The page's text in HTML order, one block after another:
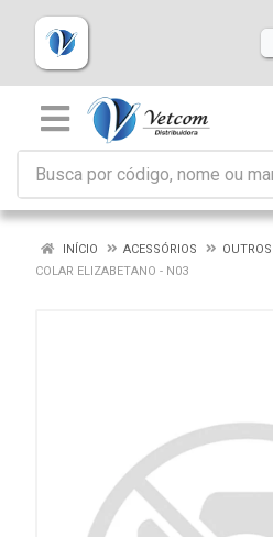
INÍCIO ACESSÓRIOS
OUTROS
COLAR ELIZABETANO - N03